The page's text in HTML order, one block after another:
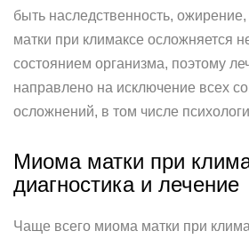
быть наследственность,
матки при климаксе осложняется
состоянием организма, поэтому
направлено на исключение всех
осложнений, в том числе
Миома матки при
диагностика и лечение
Чаще всего миома матки при